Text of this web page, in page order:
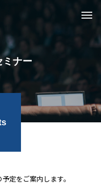
ミナー
定をご案内します。